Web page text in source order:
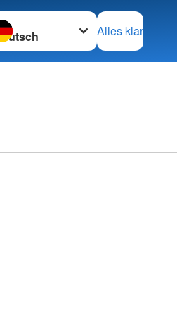
wechseln zu
Alles klar